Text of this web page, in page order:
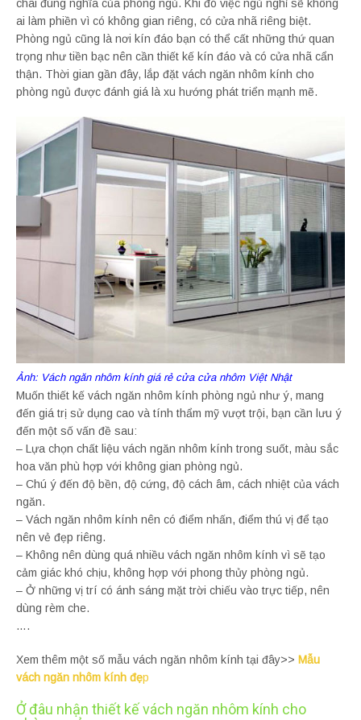
chãi đúng nghĩa của phòng ngủ. Khi đó việc ngủ nghỉ sẽ không
ai làm phiền vì có không gian riêng, có cửa nhã riêng biệt.
Phòng ngủ cũng là nơi kín đáo bạn có thể cất những thứ quan
trọng như tiền bạc nên cần thiết kế kín đáo và có cửa nhã cẩn
thận. Thời gian gần đây, lắp đặt vách ngăn nhôm kính cho
phòng ngủ được đánh giá là xu hướng phát triển mạnh mẽ.
Ảnh: Vách ngăn nhôm kính giá rẻ cửa cửa nhôm Việt Nhật
Muốn thiết kế vách ngăn nhôm kính phòng ngủ như ý, mang
đến giá trị sử dụng cao và tính thẩm mỹ vượt trội, bạn cần lưu ý
đến một số vấn đề sau:
– Lựa chọn chất liệu vách ngăn nhôm kính trong suốt, màu sắc
hoa văn phù hợp với không gian phòng ngủ.
– Chú ý đến độ bền, độ cứng, độ cách âm, cách nhiệt của vách
ngăn.
– Vách ngăn nhôm kính nên có điểm nhấn, điểm thú vị để tạo
nên vẻ đẹp riêng.
– Không nên dùng quá nhiều vách ngăn nhôm kính vì sẽ tạo
cảm giác khó chịu, không hợp với phong thủy phòng ngủ.
– Ở những vị trí có ánh sáng mặt trời chiếu vào trực tiếp, nên
dùng rèm che.
….
Xem thêm một số mẫu vách ngăn nhôm kính tại đây>> Mẫu
vách ngăn nhôm kính đẹp
Ở đâu nhận thiết kế vách ngăn nhôm kính cho